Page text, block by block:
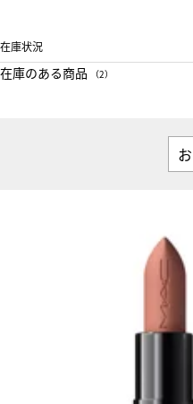
在庫状況
在庫のある商品 （2）